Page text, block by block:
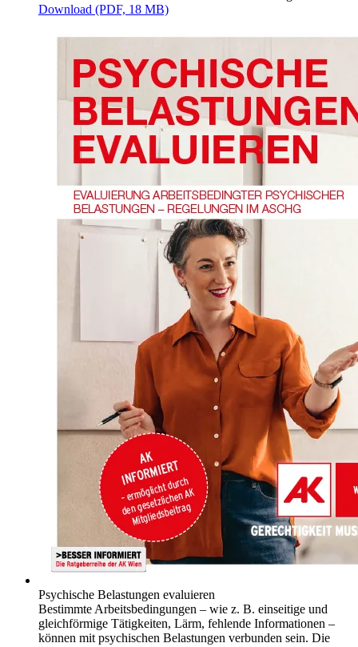
Download (PDF, 18 MB)
Psychische Belastungen evaluieren
Bestimmte Arbeitsbedingungen – wie z. B. einseitige und
gleichförmige Tätigkeiten, Lärm, fehlende Informationen –
können mit psychischen Belastungen verbunden sein. Die